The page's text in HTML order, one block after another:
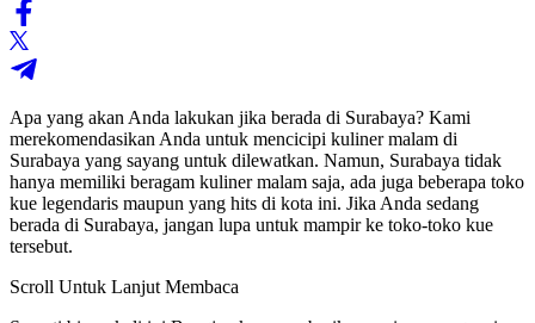
Apa yang akan Anda lakukan jika berada di Surabaya? Kami
merekomendasikan Anda untuk mencicipi kuliner malam di
Surabaya yang sayang untuk dilewatkan. Namun, Surabaya tidak
hanya memiliki beragam kuliner malam saja, ada juga beberapa toko
kue legendaris maupun yang hits di kota ini. Jika Anda sedang
berada di Surabaya, jangan lupa untuk mampir ke toko-toko kue
tersebut.
Scroll Untuk Lanjut Membaca